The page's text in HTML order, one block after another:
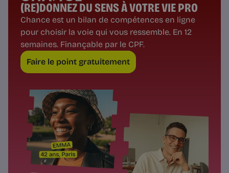
(RE)DONNEZ DU SENS À VOTRE VIE PRO
Chance est un bilan de compétences en ligne
pour choisir la voie qui vous ressemble. En 12
semaines. Finançable par le CPF.
Faire le point gratuitement